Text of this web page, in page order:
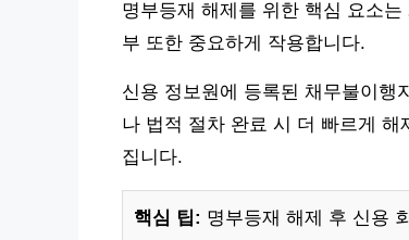
명부등재 해제를 위한 핵심 요소
부 또한 중요하게 작용합니다.
신용 정보원에 등록된 채무불이행
나 법적 절차 완료 시 더 빠르게
집니다.
핵심 팁: 명부등재 해제 후 신용